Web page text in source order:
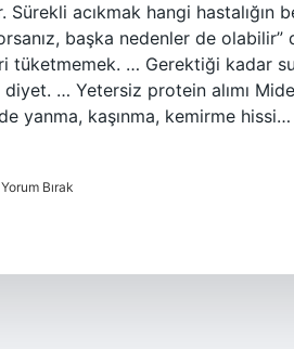
Sürekli acıkmak hangi
başka nedenler de
tüketmemek. … Gerektiği kadar
… Yetersiz protein alımı
yanma, kaşınma, kemirme hissi…
Yorum Bırak